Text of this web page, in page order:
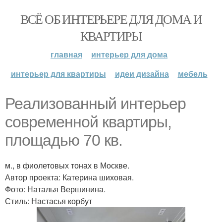
ВСЁ ОБ ИНТЕРЬЕРЕ ДЛЯ ДОМА И
КВАРТИРЫ
главная
интерьер для дома
интерьер для квартиры
идеи дизайна мебель
Реализованный интерьер
современной квартиры,
площадью 70 кв.
м., в фиолетовых тонах в Москве.
Автор проекта: Катерина шиховая.
Фото: Наталья Вершинина.
Стиль: Настасья корбут